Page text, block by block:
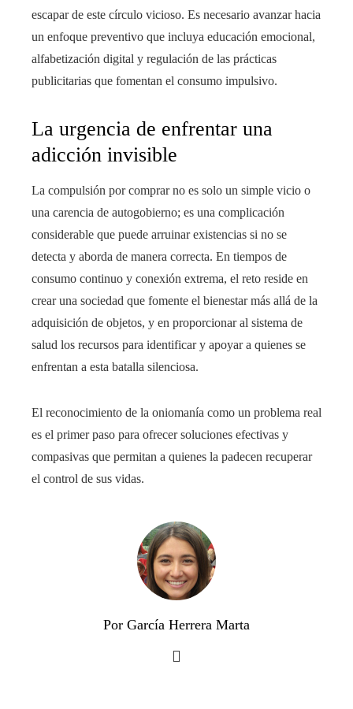
escapar de este círculo vicioso. Es necesario avanzar hacia
un enfoque preventivo que incluya educación emocional,
alfabetización digital y regulación de las prácticas
publicitarias que fomentan el consumo impulsivo.
La urgencia de enfrentar una
adicción invisible
La compulsión por comprar no es solo un simple vicio o
una carencia de autogobierno; es una complicación
considerable que puede arruinar existencias si no se
detecta y aborda de manera correcta. En tiempos de
consumo continuo y conexión extrema, el reto reside en
crear una sociedad que fomente el bienestar más allá de la
adquisición de objetos, y en proporcionar al sistema de
salud los recursos para identificar y apoyar a quienes se
enfrentan a esta batalla silenciosa.
El reconocimiento de la oniomanía como un problema real
es el primer paso para ofrecer soluciones efectivas y
compasivas que permitan a quienes la padecen recuperar
el control de sus vidas.
Por García Herrera Marta